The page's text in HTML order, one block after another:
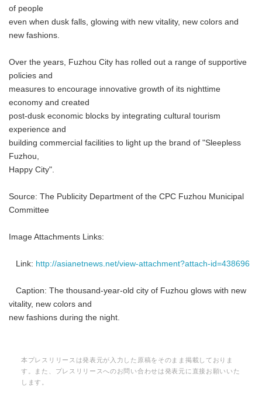
of people
even when dusk falls, glowing with new vitality, new colors and
new fashions.
Over the years, Fuzhou City has rolled out a range of supportive
policies and
measures to encourage innovative growth of its nighttime
economy and created
post-dusk economic blocks by integrating cultural tourism
experience and
building commercial facilities to light up the brand of "Sleepless
Fuzhou,
Happy City".
Source: The Publicity Department of the CPC Fuzhou Municipal
Committee
Image Attachments Links:
Link: http://asianetnews.net/view-attachment?attach-id=438696
Caption: The thousand-year-old city of Fuzhou glows with new
vitality, new colors and
new fashions during the night.
本プレスリリースは発表元が入力した原稿をそのまま掲載しておりま
す。また、プレスリリースへのお問い合わせは発表元に直接お願いいた
します。